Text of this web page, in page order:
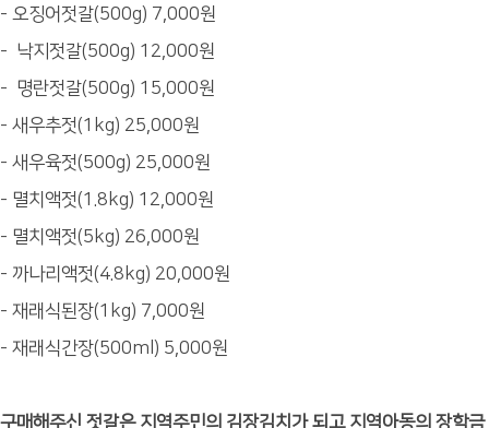
- 오징어젓갈(500g) 7,000원
- 낙지젓갈(500g) 12,000원
- 명란젓갈(500g) 15,000원
- 새우추젓(1kg) 25,000원
- 새우육젓(500g) 25,000원
- 멸치액젓(1.8kg) 12,000원
- 멸치액젓(5kg) 26,000원
- 까나리액젓(4.8kg) 20,000원
- 재래식된장(1kg) 7,000원
- 재래식간장(500ml) 5,000원
구매해주신 젓갈은 지역주민의 김장김치가 되고 지역아동의 장학금